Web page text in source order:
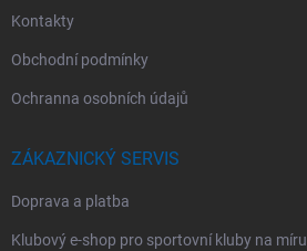
Kontakty
Obchodní podmínky
Ochranna osobních údajů
ZÁKAZNICKÝ SERVIS
Doprava a platba
Klubový e-shop pro sportovní kluby na míru